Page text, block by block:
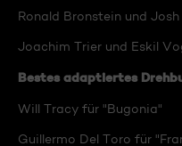
Ronald Bronstein und
Joachim Trier und Eskil
Bestes adaptiertes
Will Tracy für "Bugonia"
Guillermo Del Toro für